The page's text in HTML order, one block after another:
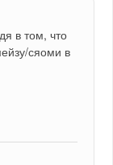
в том, что
сяоми в